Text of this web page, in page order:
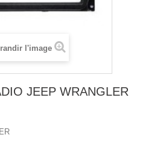
l'image
JEEP WRANGLER